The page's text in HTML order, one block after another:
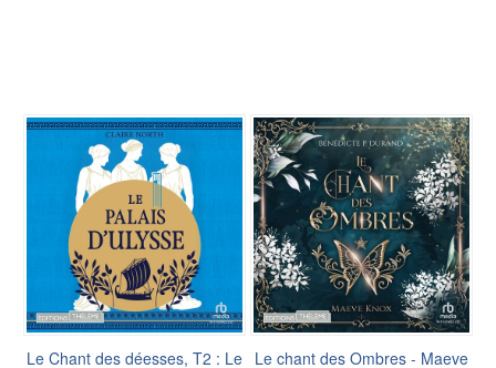
Le Chant des déesses, T2 : Le Le chant des Ombres - Maeve